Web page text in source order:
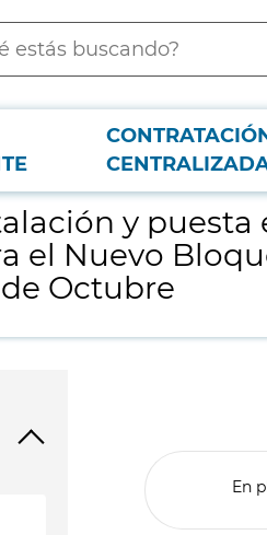
funcionamiento de once Arcos Radio
y
el Nuevo
Octubre
En